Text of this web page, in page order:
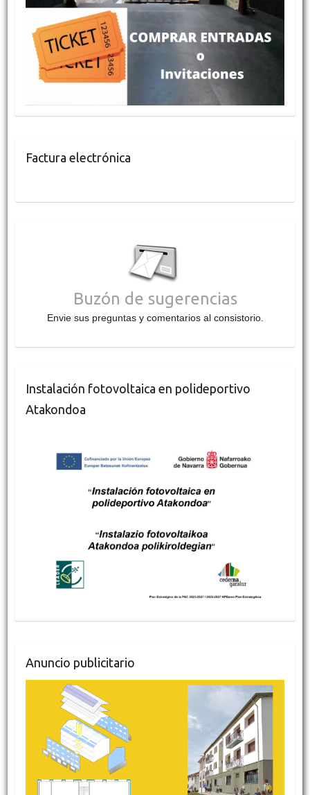
Factura electrónica
Buzón de sugerencias
Envie sus preguntas y comentarios al consistorio.
Instalación fotovoltaica en polideportivo
Atakondoa
Anuncio publicitario